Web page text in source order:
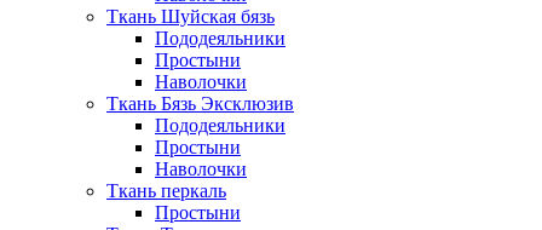
Ткань Шуйская бязь
Пододеяльники
Простыни
Наволочки
Ткань Бязь Эксклюзив
Пододеяльники
Простыни
Наволочки
Ткань перкаль
Простыни